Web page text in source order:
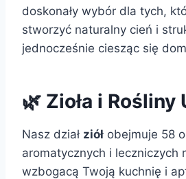
doskonały wybór dla tych,
stworzyć naturalny cień i
jednocześnie ciesząc się
🌿 Zioła i
Nasz dział ziół obejmuje 58
aromatycznych i leczniczych
wzbogacą Twoją kuchnię i